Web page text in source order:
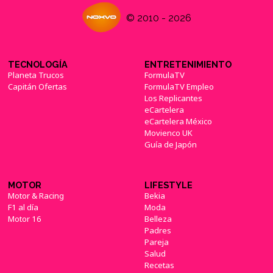
© 2010 - 2026
TECNOLOGÍA
Planeta Trucos
Capitán Ofertas
ENTRETENIMIENTO
FormulaTV
FormulaTV Empleo
Los Replicantes
eCartelera
eCartelera México
Movienco UK
Guía de Japón
MOTOR
Motor & Racing
F1 al día
Motor 16
LIFESTYLE
Bekia
Moda
Belleza
Padres
Pareja
Salud
Recetas